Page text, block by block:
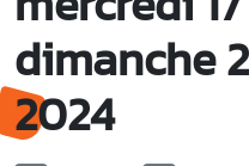
dimanche
2024